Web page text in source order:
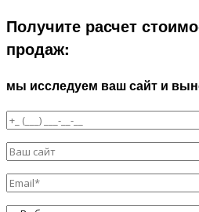
Получите расчет
продаж:
мы исследуем ваш сайт и